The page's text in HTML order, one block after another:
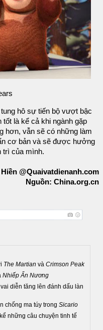
hô sự tiến bộ vượt bậc
tốt là kể cả khi ngành gặp
hơn, vẫn sẽ có những làm
cơ bản và sẽ được hưởng
trì của mình.
@Quaivatdienanh.com
Nguồn: China.org.cn
The Martian và Crimson Peak
Nhiếp Ẩn Nương
diễn tăng lên đánh dấu làn
chống ma túy trong Sicario
những câu chuyện tinh tế